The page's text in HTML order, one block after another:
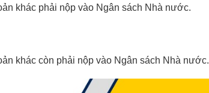
khác phải nộp vào Ngân sách Nhà nước.
khác còn phải nộp vào Ngân sách Nhà nước.